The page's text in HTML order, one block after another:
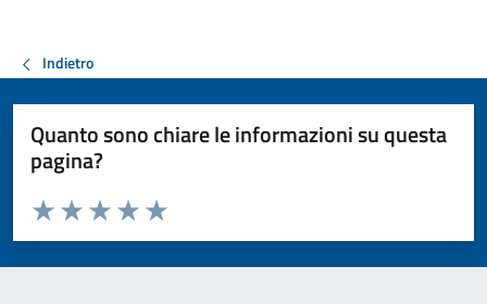
Indietro
Quanto sono chiare le informazioni su questa
pagina?
Valuta da 1 a 5 stelle la pagina
Valuta 5 stelle su 5
Valuta 4 stelle su 5
Valuta 3 stelle su 5
Valuta 2 stelle su 5
Valuta 1 stelle su 5